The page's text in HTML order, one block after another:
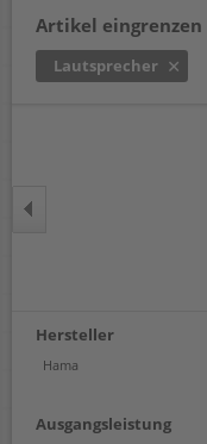
Artikel eingrenzen
Lautsprecher
Hersteller
Hama
Ausgangsleistung